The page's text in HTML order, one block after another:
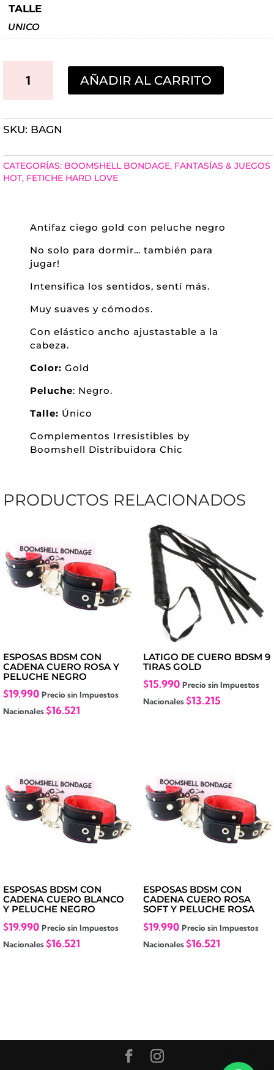
TALLE
UNICO
GOLD
CON
PELUCHE
AÑADIR AL CARRITO
SKU: BAGN
CATEGORÍAS: BOOMSHELL BONDAGE, FANTASÍAS & JUEGOS
HOT, FETICHE HARD LOVE
Antifaz ciego gold con peluche negro
No solo para dormir… también para
jugar!
Intensifica los sentidos, sentí más.
Muy suaves y cómodos.
Con elástico ancho ajustastable a la
cabeza.
Color: Gold
Peluche: Negro.
Talle: Único
Complementos Irresistibles by
Boomshell Distribuidora Chic
PRODUCTOS RELACIONADOS
ESPOSAS BDSM CON
CADENA CUERO ROSA Y
PELUCHE NEGRO
$19.990 Precio sin Impuestos
Nacionales$16.521
LATIGO DE CUERO BDSM 9
TIRAS GOLD
$15.990 Precio sin Impuestos
Nacionales$13.215
ESPOSAS BDSM CON
CADENA CUERO BLANCO
Y PELUCHE NEGRO
$19.990 Precio sin Impuestos
Nacionales$16.521
ESPOSAS BDSM CON
CADENA CUERO ROSA
SOFT Y PELUCHE ROSA
$19.990 Precio sin Impuestos
Nacionales$16.521